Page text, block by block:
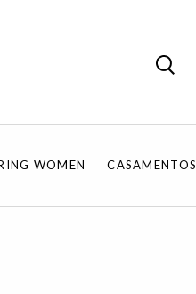
WOMEN CASAMENTOS